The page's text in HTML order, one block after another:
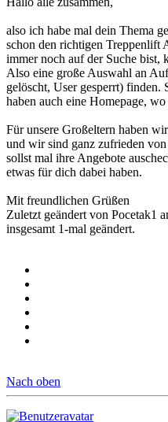
also ich habe mal dein Thema
schon den richtigen Treppenlift
immer noch auf der Suche
Also eine große Auswahl an
gelöscht, User gesperrt) finden.
haben auch eine Homepage,
Für unsere Großeltern haben
und wir sind ganz zufrieden
sollst mal ihre Angebote
etwas für dich dabei haben.
Mit freundlichen Grüßen
Zuletzt geändert von Pocetak1
insgesamt 1-mal geändert.
Nach oben